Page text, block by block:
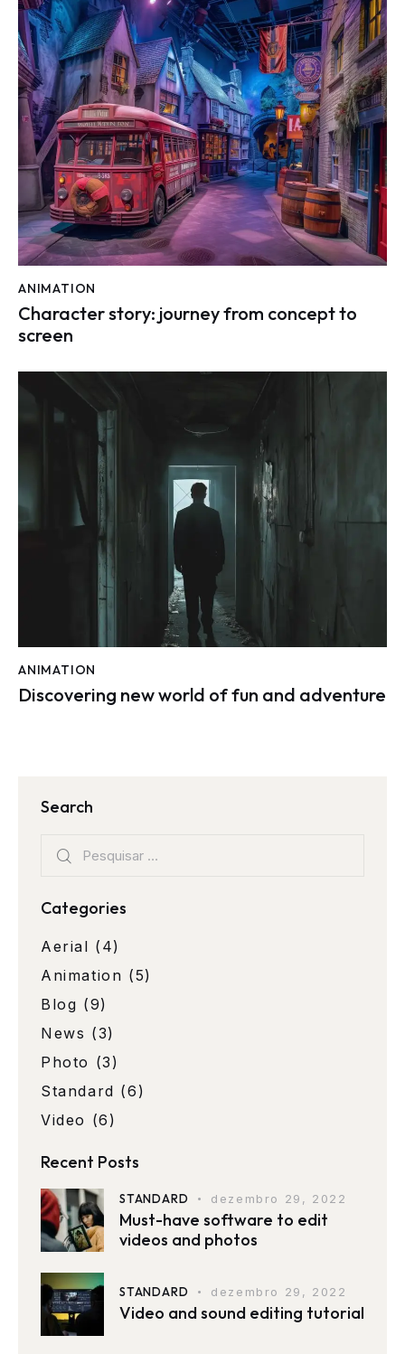
ANIMATION
Character story: journey from concept to
screen
ANIMATION
Discovering new world of fun and adventure
Search
Categories
Aerial (4)
Animation (5)
Blog (9)
News (3)
Photo (3)
Standard (6)
Video (6)
Recent Posts
STANDARD dezembro 29, 2022
Must-have software to edit
videos and photos
STANDARD dezembro 29, 2022
Video and sound editing tutorial